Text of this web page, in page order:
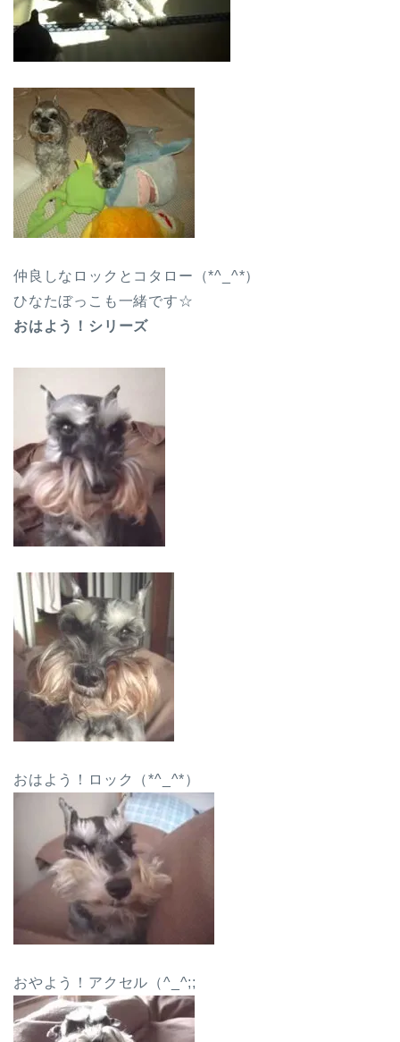
仲良しなロックとコタロー（*^_^*）
ひなたぼっこも一緒です☆
おはよう！シリーズ
おはよう！ロック（*^_^*）
おやよう！アクセル（^_^;;